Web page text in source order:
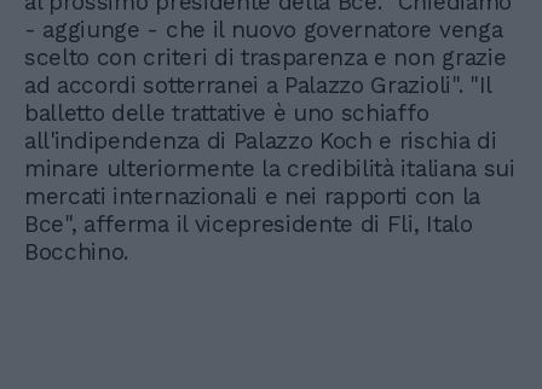
- aggiunge - che il nuovo governatore venga
scelto con criteri di trasparenza e non grazie
ad accordi sotterranei a Palazzo Grazioli". "Il
balletto delle trattative è uno schiaffo
all'indipendenza di Palazzo Koch e rischia di
minare ulteriormente la credibilità italiana sui
mercati internazionali e nei rapporti con la
Bce", afferma il vicepresidente di Fli, Italo
Bocchino.